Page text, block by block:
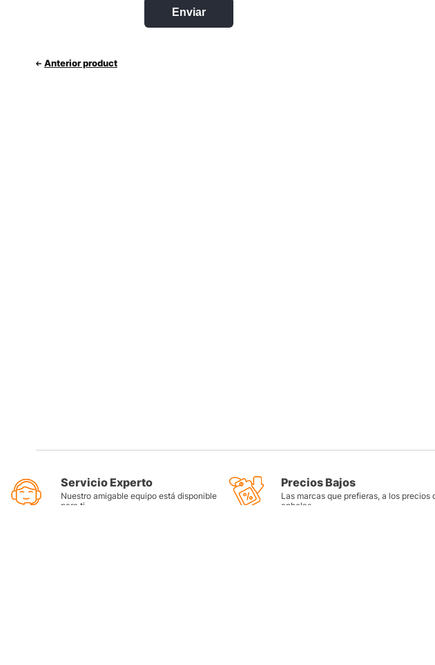
Anterior product
Servicio Experto
Nuestro amigable equipo está disponible
para ti
Precios Bajos
Las marcas que prefieras, a los precios
anhelas